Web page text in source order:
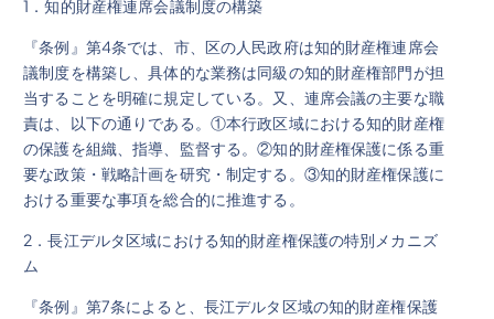
1．知的財産権連席会議制度の構築
『条例』第4条では、市、区の人民政府は知的財産権連席会
議制度を構築し、具体的な業務は同級の知的財産権部門が担
当することを明確に規定している。又、連席会議の主要な職
責は、以下の通りである。①本行政区域における知的財産権
の保護を組織、指導、監督する。②知的財産権保護に係る重
要な政策・戦略計画を研究・制定する。③知的財産権保護に
おける重要な事項を総合的に推進する。
2．長江デルタ区域における知的財産権保護の特別メカニズ
ム
『条例』第7条によると、長江デルタ区域の知的財産権保護